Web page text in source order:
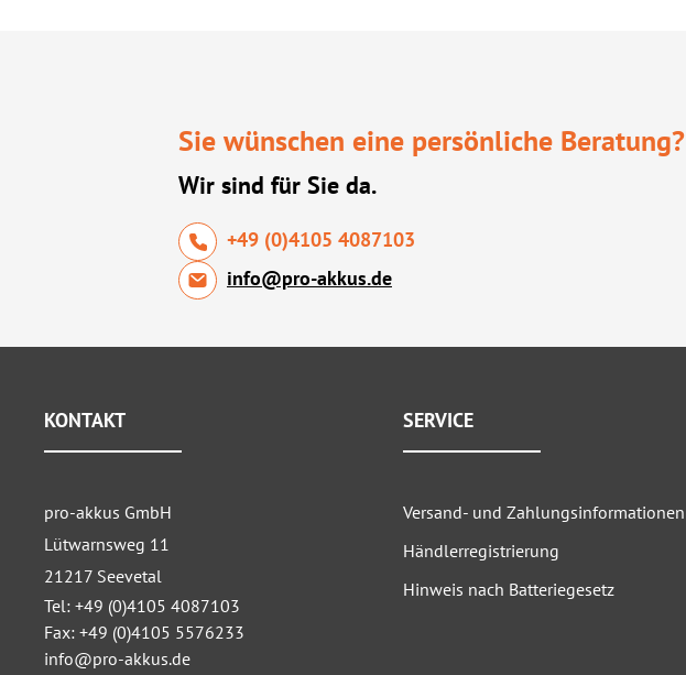
Sie wünschen eine persönliche Beratung?
Wir sind für Sie da.
+49 (0)4105 4087103
info@pro-akkus.de
KONTAKT
pro-akkus GmbH
Lütwarnsweg 11
21217 Seevetal
Tel: +49 (0)4105 4087103
Fax: +49 (0)4105 5576233
info@pro-akkus.de
SERVICE
Versand- und Zahlungsinformationen
Händlerregistrierung
Hinweis nach Batteriegesetz